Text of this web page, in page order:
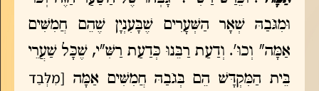
וּמִגֹּבַהּ שְׁאָר הַשְּׁעָרִים שֶׁבָּעִנְיָן שֶׁהֵם חֲמִשִּׁים
אַמָּה" וְכוּ'. וְדַעַת רַבֵּנוּ כְּדַעַת רַשִּׁ"י, שֶׁכָּל שַׁעֲרֵי
בֵּית הַמִּקְדָּשׁ הֵם בְּגֹבַהּ חֲמִשִּׁים אַמָּה [מִלְּבַד